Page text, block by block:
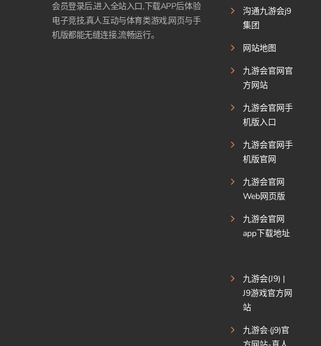
会员登录后,进入全站入口,下载APP后体验
电子竞技,真人互动与体育类游戏,网页与手
机版都能无缝连接,流畅运行。
沟通九游会j9
集团
网站地图
九游会官网官
方网站
九游会官网手
机版入口
九游会官网手
机版官网
九游会官网
Web网页版
九游会官网
app下载地址
九游会(J9) |
J9游戏官方网
站
九游会·(j9)官